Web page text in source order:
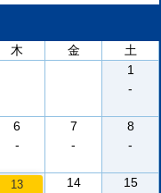
木 金
土
1
-
6
-
7
-
8
-
13
14
15